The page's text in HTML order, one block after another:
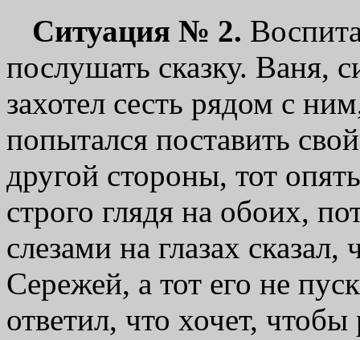
Ситуация № 2.
послушать сказку. Ваня,
захотел сесть рядом с
попытался поставить
другой стороны, тот
строго глядя на обоих,
слезами на глазах
Сережей, а тот его не
ответил, что хочет,